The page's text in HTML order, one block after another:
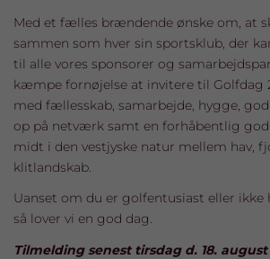
Med et fælles brændende ønske om, at
sammen som hver sin sportsklub, der
til alle vores sponsorer og
kæmpe fornøjelse at invitere til Golfdag
med fællesskab, samarbejde, hygge,
op på netværk samt en forhåbentlig
midt i den vestjyske natur mellem hav,
klitlandskab.
Uanset om du er golfentusiast eller ikke
så lover vi en god dag.
Tilmelding senest tirsdag d. 18. august